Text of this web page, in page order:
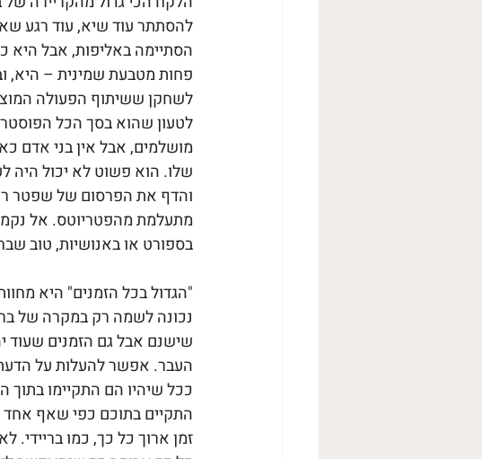
להסתתר עוד שיא, עוד רגע
הסתיימה באליפות, אבל היא
פחות מטבעת שמינית – היא,
לשחקן ששיתוף הפעולה
לטעון שהוא בסך הכל
מושלמים, אבל אין בני אדם
שלו. הוא פשוט לא יכול היה
והדף את הפרסום של שפטר
מתעלמת מהפטריוטס. אל
בספורט או באנושיות, טוב
"הגדול בכל הזמנים" היא
נכונה לשמה רק במקרה של
שישנם אבל גם הזמנים
העבר. אפשר להעלות על הדעת
ככל שיהיו הם התקיימו
התקיים בתוכם כפי שאף אחד
זמן ארוך כל כך, כמו בריידי.